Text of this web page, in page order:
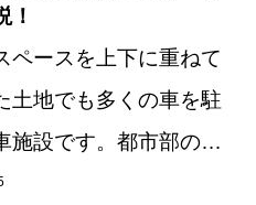
！
ペースを上下に重ねて
土地でも多くの車を駐
施設です。都市部のマ
般的に見られる設備